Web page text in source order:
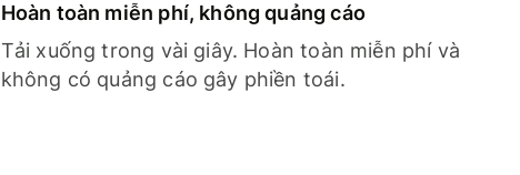
Hoàn toàn miễn phí, không quảng cáo
Tải xuống trong vài giây. Hoàn toàn miễn phí và
không có quảng cáo gây phiền toái.